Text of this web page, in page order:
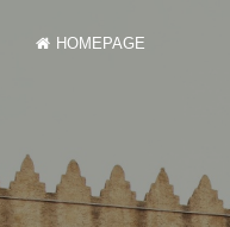
HOMEPAGE